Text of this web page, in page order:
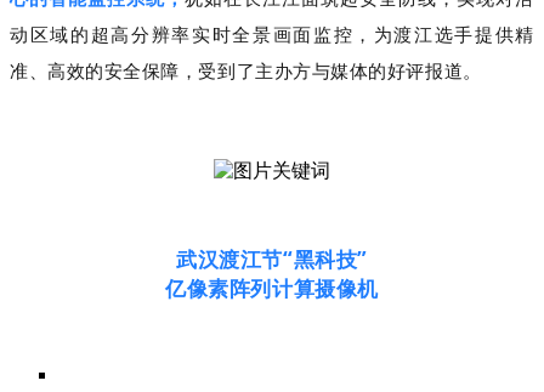
动区域的超高分辨率实时全景画面监控，为渡江选手提供精
准、高效的安全保障，受到了主办方与媒体的好评报道。
武汉渡江节“黑科技”
亿像素阵列计算摄像机